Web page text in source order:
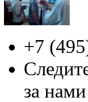
+7
за